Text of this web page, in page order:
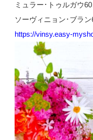
ミュラー･トゥルガウ
ソーヴィニョン･ブラ
https://vinsy.easy-